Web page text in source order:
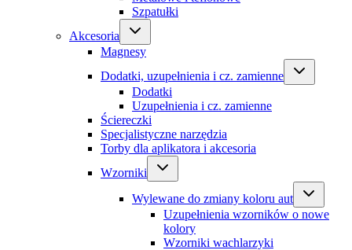
Szpatułki
Akcesoria
Magnesy
Dodatki, uzupełnienia i cz. zamienne
Dodatki
Uzupełnienia i cz. zamienne
Ściereczki
Specjalistyczne narzędzia
Torby dla aplikatora i akcesoria
Wzorniki
Wylewane do zmiany koloru aut
Uzupełnienia wzorników o nowe
kolory
Wzorniki wachlarzyki